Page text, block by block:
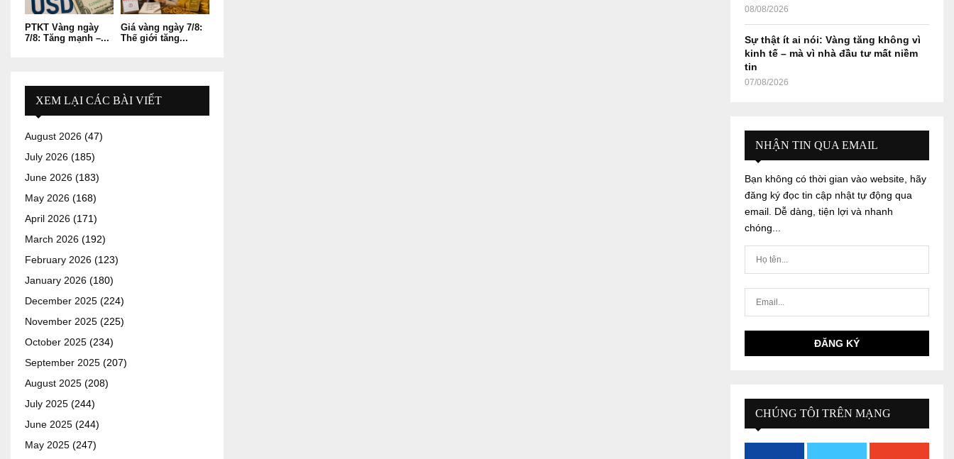
PTKT Vàng ngày
7/8: Tăng mạnh –...
Giá vàng ngày 7/8:
Thế giới tăng...
XEM LẠI CÁC BÀI VIẾT
August 2026 (47)
July 2026 (185)
June 2026 (183)
May 2026 (168)
April 2026 (171)
March 2026 (192)
February 2026 (123)
January 2026 (180)
December 2025 (224)
November 2025 (225)
October 2025 (234)
September 2025 (207)
August 2025 (208)
July 2025 (244)
June 2025 (244)
May 2025 (247)
08/08/2026
Sự thật ít ai nói: Vàng tăng không vì
kinh tế – mà vì nhà đầu tư mất niềm
tin
07/08/2026
NHẬN TIN QUA EMAIL
Bạn không có thời gian vào website, hãy
đăng ký đọc tin cập nhật tự động qua
email. Dễ dàng, tiện lợi và nhanh
chóng...
CHÚNG TÔI TRÊN MẠNG
XÃ HỘI